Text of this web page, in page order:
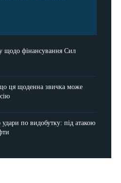
щодо фінансування Сил
ця щоденна звичка може
по видобутку: під атакою